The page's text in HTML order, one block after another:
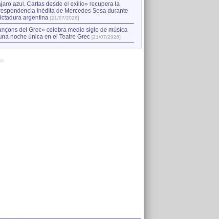
azul. Cartas desde el exilio» recupera la
inédita de Mercedes Sosa durante
argentina [21/07/2026]
del Grec» celebra medio siglo de música
noche única en el Teatre Grec [21/07/2026]